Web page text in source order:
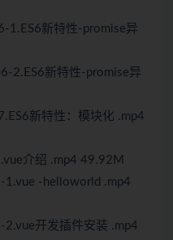
新特性-promise异
2.ES6新特性-promise异
新特性：模块化 .mp4
介绍 .mp4 49.92M
-helloworld .mp4
开发插件安装 .mp4